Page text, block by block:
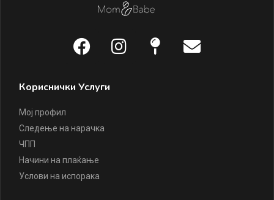
Кориснички Услуги
Мој профил
Следење на нарачка
ЧПП
Начини на плаќање
Услови на испорака